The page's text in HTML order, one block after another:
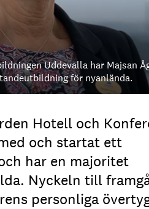
Uddevalla har Majsan
för nyanlända.
Hotell och
och startat ett
har en majoritet
Nyckeln till
personliga